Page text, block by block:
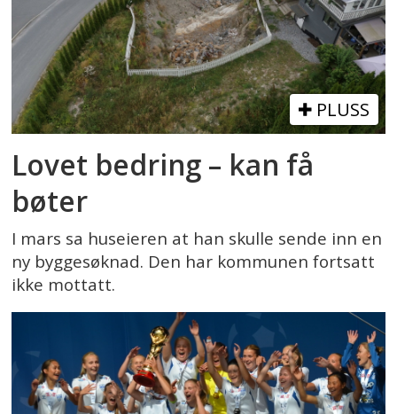
PLUSS
Lovet bedring – kan få
bøter
I mars sa huseieren at han skulle sende inn en
ny byggesøknad. Den har kommunen fortsatt
ikke mottatt.